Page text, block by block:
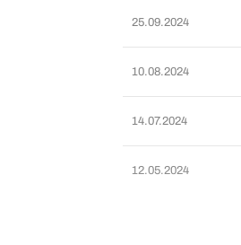
25.09.2024
10.08.2024
14.07.2024
12.05.2024